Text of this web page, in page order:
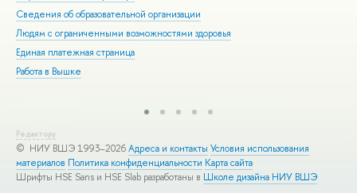
Сведения об образовательной организации
Людям с ограниченными возможностями здоровья
Единая платежная страница
Работа в Вышке
Редактору
© НИУ ВШЭ 1993–2026Адреса и контакты Условия использования
материалов Политика конфиденциальности Карта сайта
Шрифты HSE Sans и HSE Slab разработаны в Школе дизайна НИУ ВШЭ